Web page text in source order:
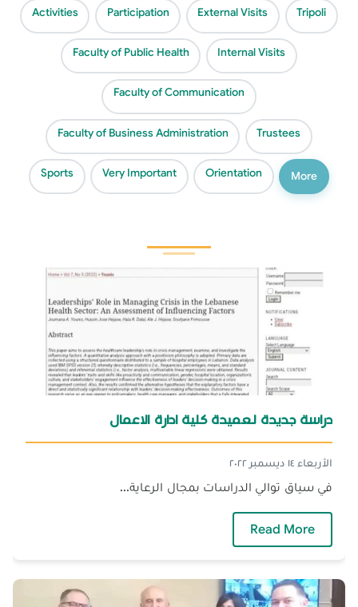
Activities Participation External Visits Tripoli
Faculty of Public Health Internal Visits
Faculty of Communication
Faculty of Business Administration Trustees
Sports Very Important Orientation More
دراسة جديدة لعميدة كلية ادارة الاعمال
الأربعاء ١٤ ديسمبر ٢٠٢٢
في سياق توالي الدراسات بمجال الرعاية...
Read More